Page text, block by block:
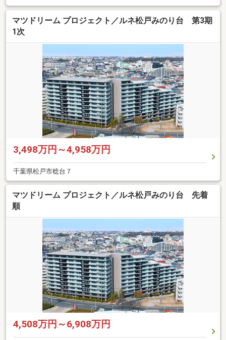
マツドリーム プロジェクト／ルネ松戸みのり台 第3期
1次
3,498万円～4,958万円
千葉県松戸市稔台７
マツドリーム プロジェクト／ルネ松戸みのり台 先着
順
4,508万円～6,908万円